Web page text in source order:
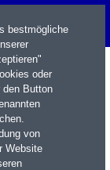
bestmögliche
oder
den Button
von
Website